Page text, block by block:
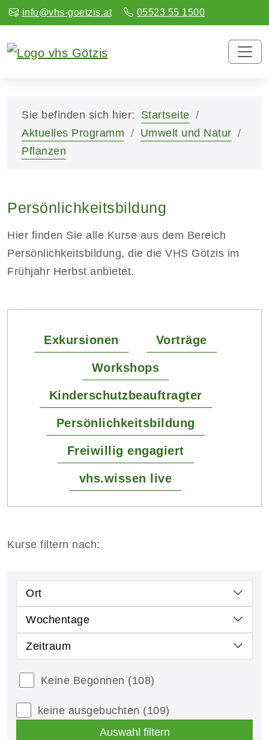
info@vhs-goetzis.at 05523 55 1500
Sie befinden sich hier:
Startseite
Aktuelles Programm
Umwelt und Natur
Pflanzen
Persönlichkeitsbildung
Hier finden Sie alle Kurse aus dem Bereich
Persönlichkeitsbildung, die die VHS Götzis im
Frühjahr Herbst anbietet.
Exkursionen Vorträge
Workshops
Kinderschutzbeauftragter
Persönlichkeitsbildung
Freiwillig engagiert
vhs.wissen live
Kurse filtern nach:
Ort
Wochentage
Zeitraum
Keine Begonnen (108)
keine ausgebuchten (109)
Auswahl filtern